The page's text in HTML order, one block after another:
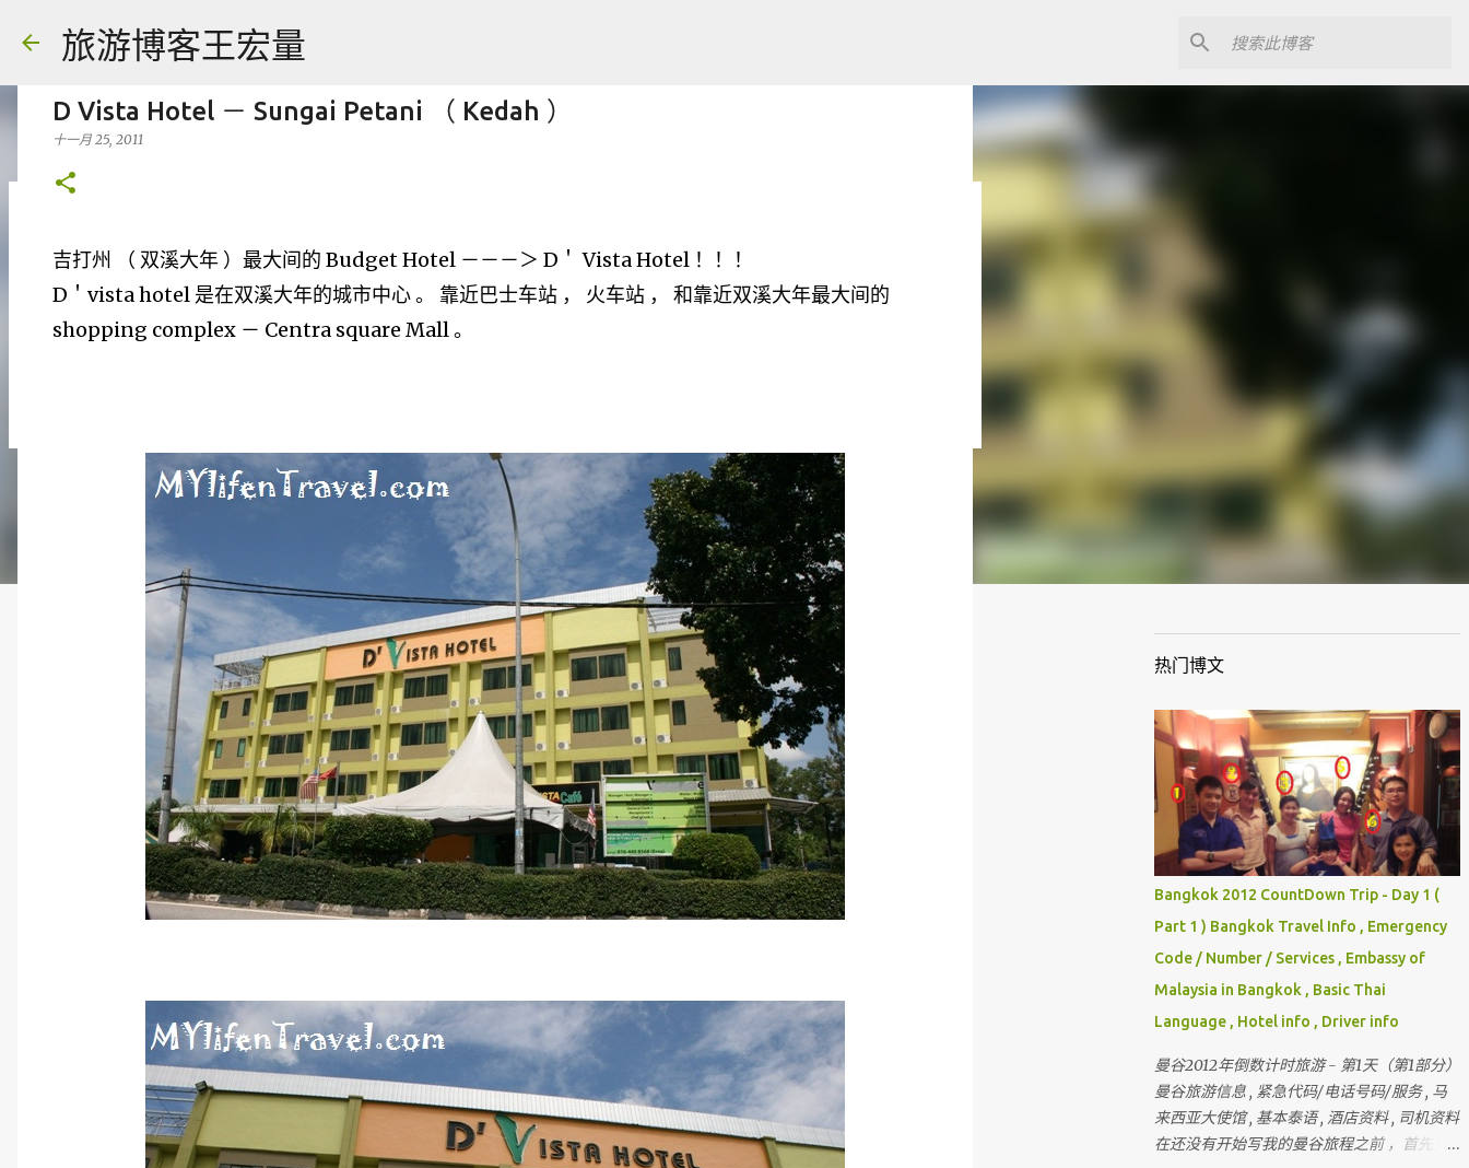
旅游博客王宏量
八月 06, 2026 FACEBOOK POST
D Vista Hotel － Sungai Petani （ Kedah ）
十一月 25, 2011
吉打州 （ 双溪大年 ）最大间的 Budget Hotel －－－＞ D＇ Vista Hotel ！！！
D＇vista hotel 是在双溪大年的城市中心 。 靠近巴士车站 ， 火车站 ， 和靠近双溪大年最大间的
shopping complex － Centra square Mall 。
热门博文
Bangkok 2012 CountDown Trip - Day 1 (
Part 1 ) Bangkok Travel Info , Emergency
Code / Number / Services , Embassy of
Malaysia in Bangkok , Basic Thai
Language , Hotel info , Driver info
曼谷2012年倒数计时旅游 - 第1天（第1部分）
曼谷旅游信息 , 紧急代码/电话号码/服务 , 马
来西亚大使馆 , 基本泰语 , 酒店资料 , 司机资料
在还没有开始写我的曼谷旅程之前 ，首先先